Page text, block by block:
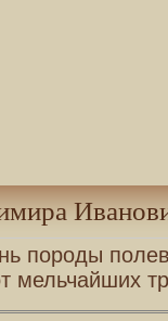
породы
мельчайших